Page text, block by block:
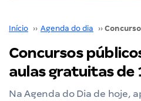
Início ›› Agenda do dia ››
Concursos
aulas gratuitas de
Na Agenda do Dia de hoje,